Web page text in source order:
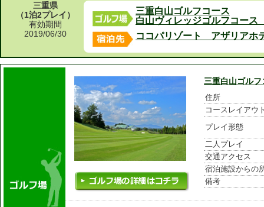
三重県
（1泊2プレイ）
有効期間
2019/06/30
三重白山ゴルフコース
白山ヴィレッジゴルフコース
ココパリゾート アザリアホ
三重白山ゴルフ
住所
コースレイアウ
プレイ形態
二人プレイ
交通アクセス
宿泊施設からの
備考